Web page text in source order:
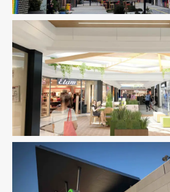
Immobilier Commercial Ingenierie TCE
/ MOEX